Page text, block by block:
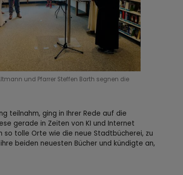
und Pfarrer Steffen Barth segnen die
teilnahm, ging in Ihrer Rede auf die
gerade in Zeiten von KI und Internet
tolle Orte wie die neue Stadtbücherei, zu
beiden neuesten Bücher und kündigte an,